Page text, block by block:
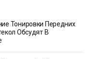
Тонировки Передних
Обсудят В